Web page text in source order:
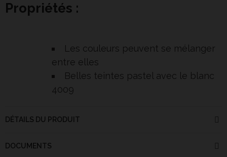
Propriétés :
Les couleurs peuvent se mélanger
entre elles
Belles teintes pastel avec le blanc
4009
DÉTAILS DU PRODUIT
DOCUMENTS